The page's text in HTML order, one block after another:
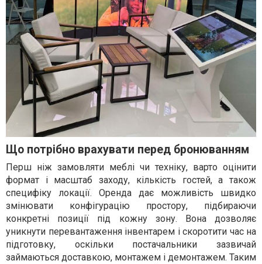
Що потрібно врахувати перед бронюванням
Перш ніж замовляти меблі чи техніку, варто оцінити
формат і масштаб заходу, кількість гостей, а також
специфіку локації. Оренда дає можливість швидко
змінювати конфігурацію простору, підбираючи
конкретні позиції під кожну зону. Вона дозволяє
уникнути перевантаження інвентарем і скоротити час на
підготовку, оскільки постачальники зазвичай
займаються доставкою, монтажем і демонтажем. Таким